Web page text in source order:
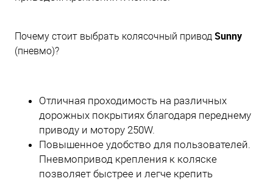
Почему стоит выбрать колясочный привод Sunny
(пневмо)?
Отличная проходимость на различных
дорожных покрытиях благодаря переднему
приводу и мотору 250W.
Повышенное удобство для пользователей.
Пневмопривод крепления к коляске
позволяет быстрее и легче крепить